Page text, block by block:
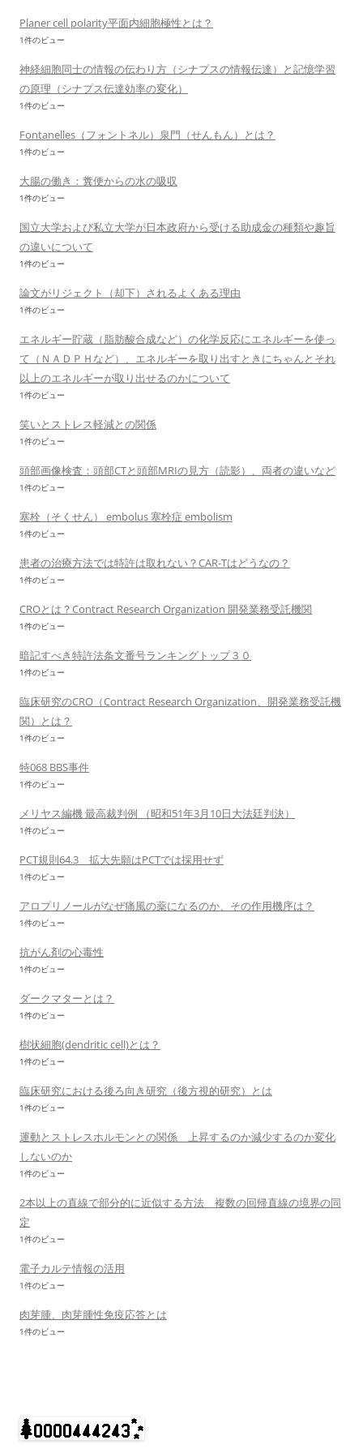
Planer cell polarity平面内細胞極性とは？
1件のビュー
神経細胞同士の情報の伝わり方（シナプスの情報伝達）と記憶学習
の原理（シナプス伝達効率の変化）
1件のビュー
Fontanelles（フォントネル）泉門（せんもん）とは？
1件のビュー
大腸の働き：糞便からの水の吸収
1件のビュー
国立大学および私立大学が日本政府から受ける助成金の種類や趣旨
の違いについて
1件のビュー
論文がリジェクト（却下）されるよくある理由
1件のビュー
エネルギー貯蔵（脂肪酸合成など）の化学反応にエネルギーを使っ
て（ＮＡＤＰＨなど）、エネルギーを取り出すときにちゃんとそれ
以上のエネルギーが取り出せるのかについて
1件のビュー
笑いとストレス軽減との関係
1件のビュー
頭部画像検査：頭部CTと頭部MRIの見方（読影）、両者の違いなど
1件のビュー
塞栓（そくせん） embolus 塞栓症 embolism
1件のビュー
患者の治療方法では特許は取れない？CAR-Tはどうなの？
1件のビュー
CROとは？Contract Research Organization 開発業務受託機関
1件のビュー
暗記すべき特許法条文番号ランキングトップ３０
1件のビュー
臨床研究のCRO（Contract Research Organization、開発業務受託機
関）とは？
1件のビュー
特068 BBS事件
1件のビュー
メリヤス編機 最高裁判例 （昭和51年3月10日大法廷判決）
1件のビュー
PCT規則64.3 拡大先願はPCTでは採用せず
1件のビュー
アロプリノールがなぜ痛風の薬になるのか、その作用機序は？
1件のビュー
抗がん剤の心毒性
1件のビュー
ダークマターとは？
1件のビュー
樹状細胞(dendritic cell)とは？
1件のビュー
臨床研究における後ろ向き研究（後方視的研究）とは
1件のビュー
運動とストレスホルモンとの関係 上昇するのか減少するのか変化
しないのか
1件のビュー
2本以上の直線で部分的に近似する方法 複数の回帰直線の境界の同
定
1件のビュー
電子カルテ情報の活用
1件のビュー
肉芽腫、肉芽腫性免疫応答とは
1件のビュー